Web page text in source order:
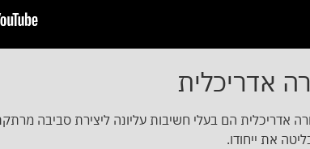
אדריכלית
אדריכלית הם בעלי חשיבות עליונה ליצירת סביבה
את ייחודו.